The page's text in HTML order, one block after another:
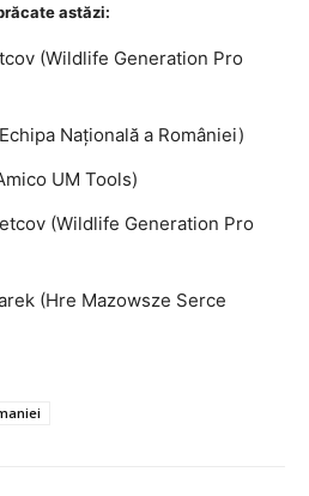
astăzi:
(Wildlife Generation Pro
Națională a României)
UM Tools)
(Wildlife Generation Pro
(Hre Mazowsze Serce